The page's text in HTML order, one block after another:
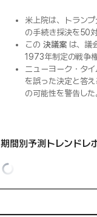
米上院は、トラン
の手続き採決を50
この 決議案は、議
1973年制定の戦争
ニューヨーク・タ
を誤った決定と答
の可能性を警告した
期間別予測トレンドレ